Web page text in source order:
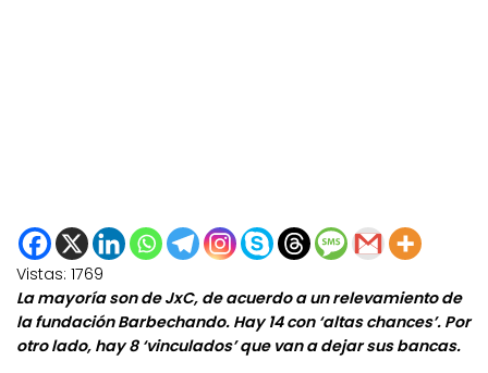
Vistas: 1769
La mayoría son de JxC, de acuerdo a un relevamiento de
la fundación Barbechando. Hay 14 con ‘altas chances’. Por
otro lado, hay 8 ‘vinculados’ que van a dejar sus bancas.